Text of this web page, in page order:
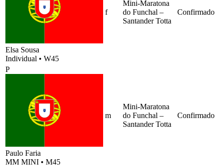
Elsa Sousa
Individual • W45
f
Mini-Maratona
do Funchal –
Santander Totta
Confirmado
P
Paulo Faria
MM MINI • M45
m
Mini-Maratona
do Funchal –
Santander Totta
Confirmado